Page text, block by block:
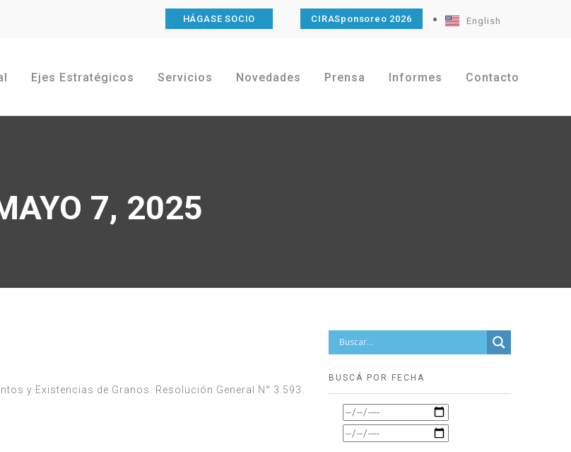
HÁGASE SOCIO CIRASponsoreo 2026 English
Ejes Estratégicos Servicios Novedades Prensa Informes Contacto
7, 2025
y Existencias de Granos. Resolución General N° 3.593.
BUSCÁ POR FECHA